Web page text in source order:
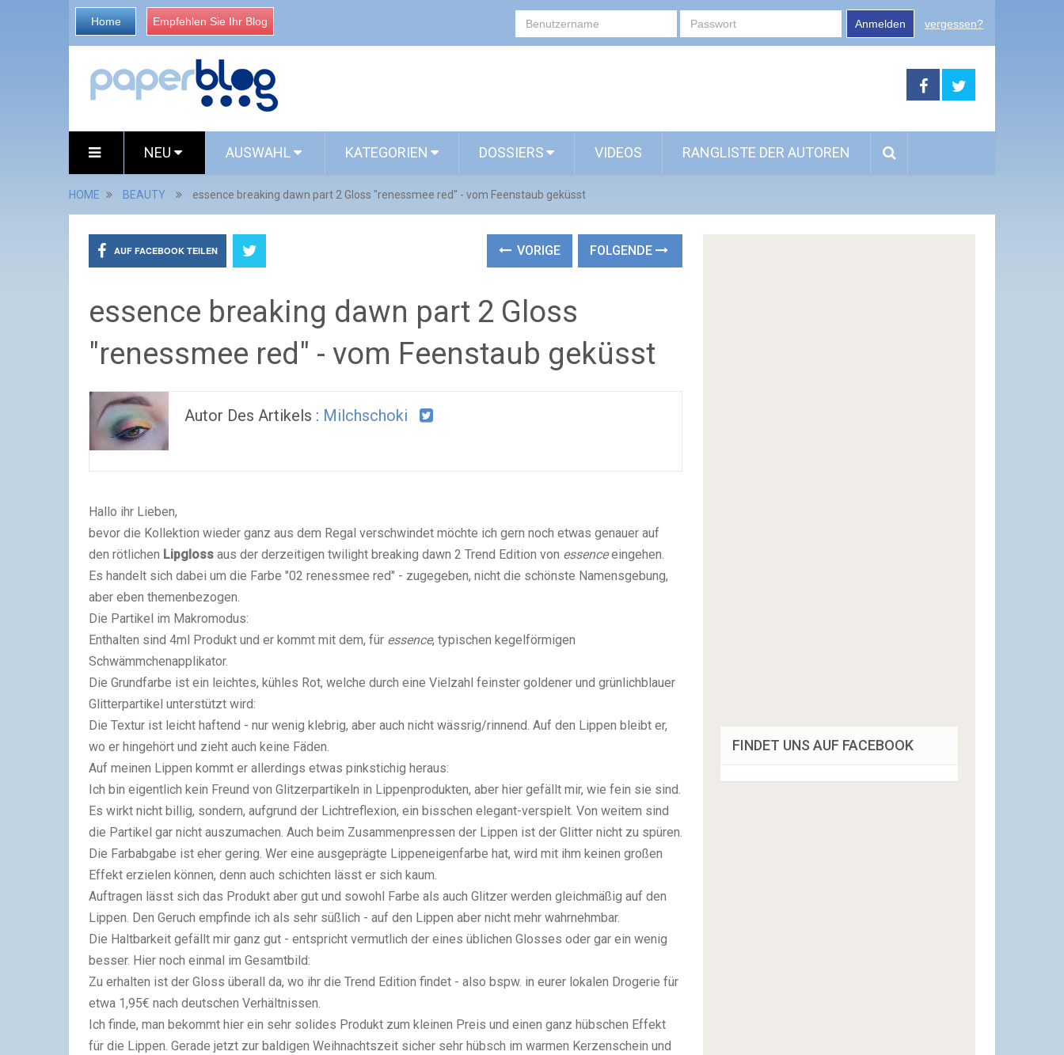
Home Empfehlen Sie Ihr Blog Anmelden vergessen?
NEU AUSWAHL KATEGORIEN DOSSIERS VIDEOS RANGLISTE DER AUTOREN
HOME BEAUTY essence breaking dawn part 2 Gloss "renessmee red" - vom Feenstaub geküsst
AUF FACEBOOK TEILEN VORIGE FOLGENDE
essence breaking dawn part 2 Gloss
"renessmee red" - vom Feenstaub geküsst
Autor Des Artikels : Milchschoki
Hallo ihr Lieben,
bevor die Kollektion wieder ganz aus dem Regal verschwindet möchte ich gern noch etwas genauer auf
den rötlichen Lipgloss aus der derzeitigen twilight breaking dawn 2 Trend Edition von essenceeingehen.
Es handelt sich dabei um die Farbe "02 renessmee red" - zugegeben, nicht die schönste Namensgebung,
aber eben themenbezogen.
Die Partikel im Makromodus:
Enthalten sind 4ml Produkt und er kommt mit dem, für essence, typischen kegelförmigen
Schwämmchenapplikator.
Die Grundfarbe ist ein leichtes, kühles Rot, welche durch eine Vielzahl feinster goldener und grünlichblauer
Glitterpartikel unterstützt wird:
Die Textur ist leicht haftend - nur wenig klebrig, aber auch nicht wässrig/rinnend. Auf den Lippen bleibt er,
wo er hingehört und zieht auch keine Fäden.
Auf meinen Lippen kommt er allerdings etwas pinkstichig heraus:
Ich bin eigentlich kein Freund von Glitzerpartikeln in Lippenprodukten, aber hier gefällt mir, wie fein sie sind.
Es wirkt nicht billig, sondern, aufgrund der Lichtreflexion, ein bisschen elegant-verspielt. Von weitem sind
die Partikel gar nicht auszumachen. Auch beim Zusammenpressen der Lippen ist der Glitter nicht zu spüren.
Die Farbabgabe ist eher gering. Wer eine ausgeprägte Lippeneigenfarbe hat, wird mit ihm keinen großen
Effekt erzielen können, denn auch schichten lässt er sich kaum.
Auftragen lässt sich das Produkt aber gut und sowohl Farbe als auch Glitzer werden gleichmäßig auf den
Lippen. Den Geruch empfinde ich als sehr süßlich - auf den Lippen aber nicht mehr wahrnehmbar.
Die Haltbarkeit gefällt mir ganz gut - entspricht vermutlich der eines üblichen Glosses oder gar ein wenig
besser. Hier noch einmal im Gesamtbild:
Zu erhalten ist der Gloss überall da, wo ihr die Trend Edition findet - also bspw. in eurer lokalen Drogerie für
etwa 1,95€ nach deutschen Verhältnissen.
Ich finde, man bekommt hier ein sehr solides Produkt zum kleinen Preis und einen ganz hübschen Effekt
für die Lippen. Gerade jetzt zur baldigen Weihnachtszeit sicher sehr hübsch im warmen Kerzenschein und
FINDET UNS AUF FACEBOOK